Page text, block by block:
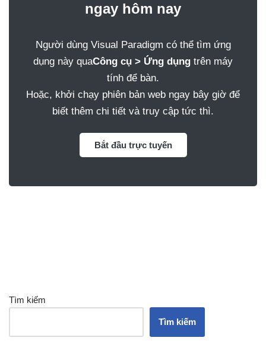
ngay hôm nay
Người dùng Visual Paradigm có thể tìm ứng
dụng này quaCông cụ > Ứng dụng trên máy
tính để bàn.
Hoặc, khởi chạy phiên bản web ngay bây giờ để
biết thêm chi tiết và truy cập tức thì.
Bắt đầu trực tuyến
Tìm kiếm
Tìm kiếm